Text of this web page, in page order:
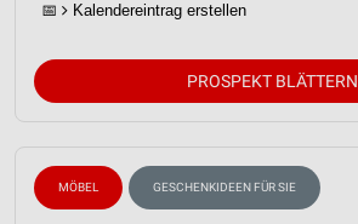
📅 Kalendereintrag erstellen
PROSPEKT BLÄTTERN
MÖBEL GESCHENKIDEEN FÜR SIE